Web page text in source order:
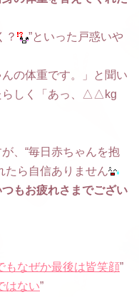
？
”といった戸惑いや
の体重です。」と聞い
らしく「あっ、△△kg
、“毎日赤ちゃんを抱
たら自信ありません
もお疲れさまでござい
もなぜか最後は皆笑顔”
はない”